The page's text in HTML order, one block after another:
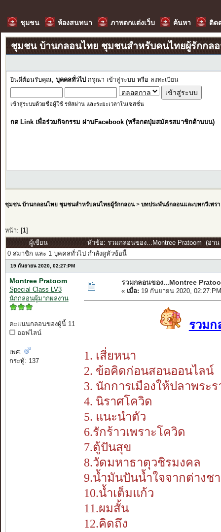
ชุมชน ห้องสนทนา ภาพตกแต่งเว็บ ค้นหา ติด
ชุมชน บ้านกลอนไทย ชุมชนสำหรับคนไทยผู้รักกล
ยินดีต้อนรับคุณ, บุคคลทั่วไป กรุณา เข้าสู่ระบบ หรือ ลงทะเบียน
เข้าสู่ระบบด้วยชื่อผู้ใช้ รหัสผ่าน และระยะเวลาในเซสชั่น
กด Link เพื่อร่วมกิจกรรม ผ่านFacebook (หรือกดปุ่มสมัครสมาชิกด้านบน)
ชุมชน บ้านกลอนไทย ชุมชนสำหรับคนไทยผู้รักกลอน> บทประพันธ์กลอนและบทกวีเพรา
หน้า: [ 1]
ผู้เขียน
หัวข้อ: รวมกลอนของ...Montree Pratoom (อ่าน
0 สมาชิก และ 1 บุคคลทั่วไป กำลังดูหัวข้อนี้
19 กันยายน 2020, 02:27:PM
Montree Pratoom
Special Class LV3
นักกลอนผู้มากผลงาน
คะแนนกลอนของผู้นี้ 11
ออฟไลน์
เพศ:
กระทู้: 137
รวมกลอนของ...Montree
« เมื่อ: 19 กันยายน 2020,
รวมก
1. เสี่ยหนา
2. ข้อคิดก่อนสอนออนไลน์
3. นักการเมืองให้ปลาพระ
4. นิราศโควิด
5. แนะนำตัว
6.รักร้าวเพราะโควิด
7.ตู้ปันสุข
8.วัดมหาธาตุวชิรมงคล
9.น้ำมันปันน้ำใจจากต่างช
10.น้ำเต็มแก้ว
11.ผมสั้น
12.คิดถึง